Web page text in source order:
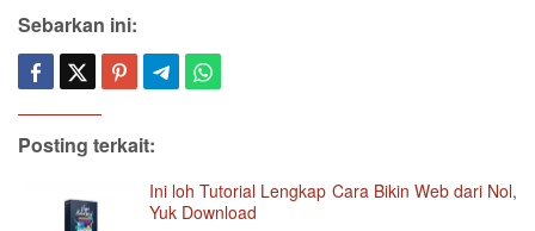
Sebarkan ini:
Posting terkait:
Ini loh Tutorial Lengkap Cara Bikin Web dari Nol,
Yuk Download